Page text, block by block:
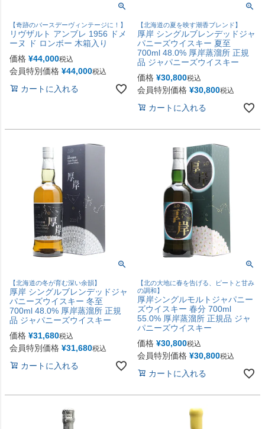
【奇跡のバースデーヴィンテージに！】
リヴザルト アンブレ 1956 ドメ
ーヌ ド ロンボー 木箱入り
価格 ¥44,000税込
会員特別価格 ¥44,000税込
カートに入れる
【北海道の夏を映す潮香ブレンド】
厚岸 シングルブレンデッドジャ
パニーズウイスキー 夏至
700ml 48.0% 厚岸蒸溜所 正規
品 ジャパニーズウイスキー
価格 ¥30,800税込
会員特別価格 ¥30,800税込
カートに入れる
【北海道の冬が育む深い余韻】
厚岸 シングルブレンデッドジャ
パニーズウイスキー 冬至
700ml 48.0% 厚岸蒸溜所 正規
品 ジャパニーズウイスキー
価格 ¥31,680税込
会員特別価格 ¥31,680税込
カートに入れる
【北の大地に春を告げる、ピートと甘み
の調和】
厚岸シングルモルトジャパニー
ズウイスキー 春分 700ml
55.0% 厚岸蒸溜所 正規品 ジャ
パニーズウイスキー
価格 ¥30,800税込
会員特別価格 ¥30,800税込
カートに入れる